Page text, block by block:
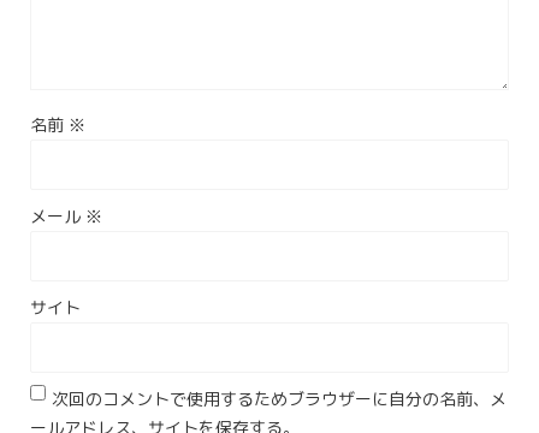
名前 ※
メール ※
サイト
次回のコメントで使用するためブラウザーに自分の名前、メ
ールアドレス、サイトを保存する。